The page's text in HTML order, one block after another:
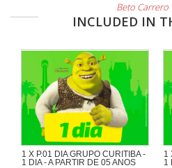
Beto Carrero
INCLUDED IN
1 X P.01 DIA GRUPO CURITIBA -
1 DIA - A PARTIR DE 05 ANOS
1
1